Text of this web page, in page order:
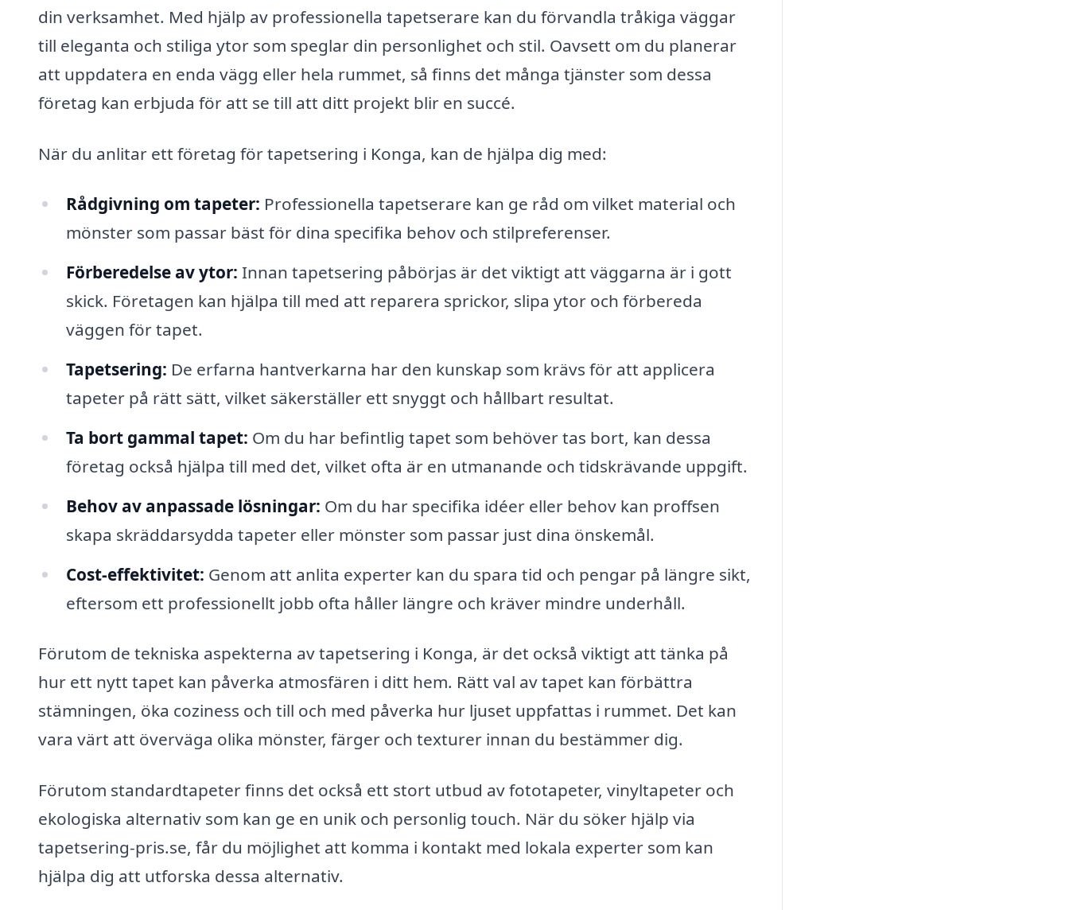
din verksamhet. Med hjälp av professionella tapetserare kan du förvandla tråkiga väggar
till eleganta och stiliga ytor som speglar din personlighet och stil. Oavsett om du planerar
att uppdatera en enda vägg eller hela rummet, så finns det många tjänster som dessa
företag kan erbjuda för att se till att ditt projekt blir en succé.
När du anlitar ett företag för tapetsering i Konga, kan de hjälpa dig med:
Rådgivning om tapeter: Professionella tapetserare kan ge råd om vilket material och
mönster som passar bäst för dina specifika behov och stilpreferenser.
Förberedelse av ytor: Innan tapetsering påbörjas är det viktigt att väggarna är i gott
skick. Företagen kan hjälpa till med att reparera sprickor, slipa ytor och förbereda
väggen för tapet.
Tapetsering: De erfarna hantverkarna har den kunskap som krävs för att applicera
tapeter på rätt sätt, vilket säkerställer ett snyggt och hållbart resultat.
Ta bort gammal tapet: Om du har befintlig tapet som behöver tas bort, kan dessa
företag också hjälpa till med det, vilket ofta är en utmanande och tidskrävande uppgift.
Behov av anpassade lösningar: Om du har specifika idéer eller behov kan proffsen
skapa skräddarsydda tapeter eller mönster som passar just dina önskemål.
Cost-effektivitet: Genom att anlita experter kan du spara tid och pengar på längre sikt,
eftersom ett professionellt jobb ofta håller längre och kräver mindre underhåll.
Förutom de tekniska aspekterna av tapetsering i Konga, är det också viktigt att tänka på
hur ett nytt tapet kan påverka atmosfären i ditt hem. Rätt val av tapet kan förbättra
stämningen, öka coziness och till och med påverka hur ljuset uppfattas i rummet. Det kan
vara värt att överväga olika mönster, färger och texturer innan du bestämmer dig.
Förutom standardtapeter finns det också ett stort utbud av fototapeter, vinyltapeter och
ekologiska alternativ som kan ge en unik och personlig touch. När du söker hjälp via
tapetsering-pris.se, får du möjlighet att komma i kontakt med lokala experter som kan
hjälpa dig att utforska dessa alternativ.